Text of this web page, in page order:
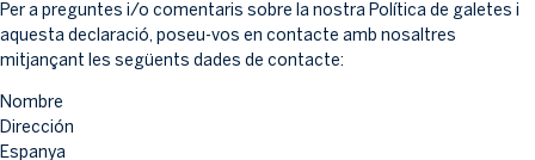
Per a preguntes i/o comentaris sobre la nostra Política de galetes i
aquesta declaració, poseu-vos en contacte amb nosaltres
mitjançant les següents dades de contacte:
Nombre
Dirección
Espanya